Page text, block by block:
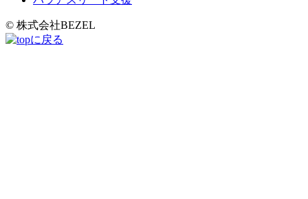
© 株式会社BEZEL